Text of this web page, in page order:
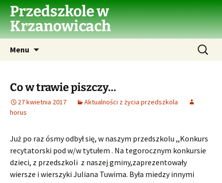
Przejdź
do
treści
Przedszkole w
Krzanowicach
Menu Szukaj:
Co w trawie piszczy…
27 kwietnia 2017
Aktualności z życia przedszkola
horus
Już po raz ósmy odbył się, w naszym przedszkolu ,,Konkurs
recytatorski pod w/w tytułem . Na tegorocznym konkursie
dzieci, z przedszkoli z naszej gminy,zaprezentowały
wiersze i wierszyki Juliana Tuwima. Była miedzy innymi